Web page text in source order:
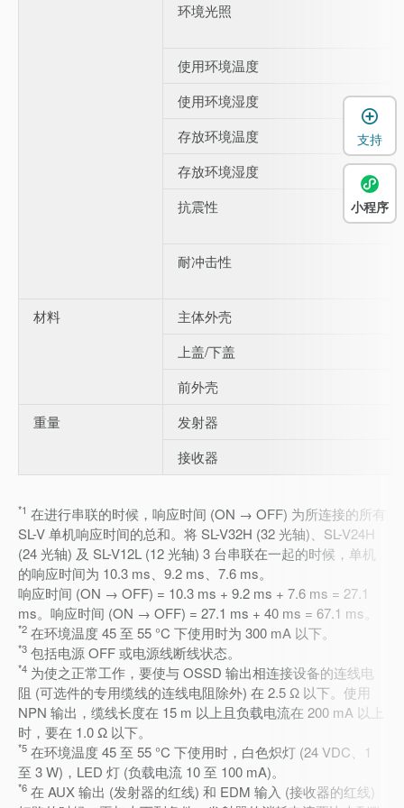
环境光照
使用环境温度
使用环境湿度
存放环境温度
存放环境湿度
抗震性
耐冲击性
材料
主体外壳
上盖/下盖
前外壳
重量
发射器
接收器
*1 在进行串联的时候，响应时间 (ON → OFF) 为所连接的所有
SL-V 单机响应时间的总和。将 SL-V32H (32 光轴)、SL-V24H
(24 光轴) 及 SL-V12L (12 光轴) 3 台串联在一起的时候，单机
的响应时间为 10.3 ms、9.2 ms、7.6 ms。
响应时间 (ON → OFF) = 10.3 ms + 9.2 ms + 7.6 ms = 27.1
ms。响应时间 (ON → OFF) = 27.1 ms + 40 ms = 67.1 ms。
*2 在环境温度 45 至 55 °C 下使用时为 300 mA 以下。
*3 包括电源 OFF 或电源线断线状态。
*4 为使之正常工作，要使与 OSSD 输出相连接设备的连线电
阻 (可选件的专用缆线的连线电阻除外) 在 2.5 Ω 以下。使用
NPN 输出，缆线长度在 15 m 以上且负载电流在 200 mA 以上
时，要在 1.0 Ω 以下。
*5 在环境温度 45 至 55 °C 下使用时，白色炽灯 (24 VDC、1
至 3 W)，LED 灯 (负载电流 10 至 100 mA)。
*6 在 AUX 输出 (发射器的红线) 和 EDM 输入 (接收器的红线)
支持
小程序